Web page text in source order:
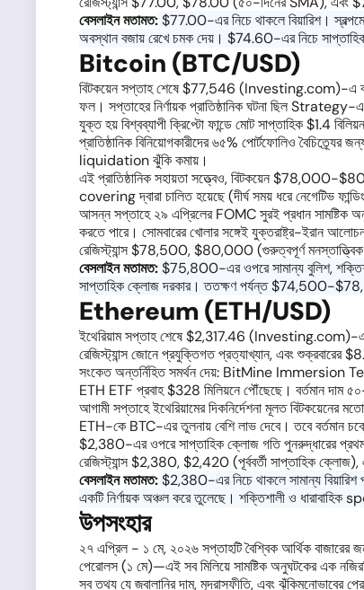
বেসলাইন মতামত:$77.00-এর নিচে থাকলে বিয়ারিশ।
অবস্থান বজায় রেখে চমক দেয়। $74.60-এর নিচে সাপ্তাহিক
Bitcoin (BTC/USD)
বিটকয়েন সপ্তাহ শেষে $77,546 (Investing.com)-এ বন্ধ
ফল। সপ্তাহের নির্ণায়ক প্রাতিষ্ঠানিক ঘটনা ছিল
যুক্ত হয় বিশ্বব্যাপী ক্রিপ্টো ফান্ডে মোট সাপ্তাহিক $1.4
প্রাতিষ্ঠানিক বিনিয়োগকারীদের ৬৫% পোর্টফোলিও
liquidation ঝুঁকি কমায়।
এই প্রাতিষ্ঠানিক সহায়তা সত্ত্বেও, বিটকয়েন $78,000-
covering দ্বারা চালিত হয়েছে (দীর্ঘ সময় ধরে নেগেটিভ
আসন্ন সপ্তাহে ২৯ এপ্রিলের FOMC সুরই প্রধান সামষ্টিক
করতে পারে। সোমবারের খোলার সঙ্গেই যুক্তরাষ্ট্র-ইরান
রেজিস্ট্যান্স $78,500, $80,000 (গুরুত্বপূর্ণ
বেসলাইন মতামত:$75,800-এর ওপরে সামান্য বুলিশ,
সাপ্তাহিক ক্লোজ দরকার। ততক্ষণ পর্যন্ত $74,500-
Ethereum (ETH/USD)
ইথেরিয়াম সপ্তাহ শেষে $2,317.46 (Investing.com)-এ
রেজিস্ট্যান্স জোনে প্রযুক্তিগত প্রত্যাখ্যান, এবং শুক্রবারের
সংকেত অন্তর্নিহিত সমর্থন দেয়: BitMine Immersion
ETH ETF প্রবাহ $328 মিলিয়নে পৌঁছেছে। বর্তমান
আগামী সপ্তাহে ইথেরিয়ামের দিকনির্দেশনা মূলত
ETH-কে BTC-এর তুলনায় বেশি লাভ দেবে। তবে বর্তমান
$2,380-এর ওপরে সাপ্তাহিক ক্লোজ গতি পুনরুদ্ধারের
রেজিস্ট্যান্স $2,380, $2,420 (পূর্ববর্তী সাপ্তাহিক
বেসলাইন মতামত:$2,380-এর নিচে থাকলে সামান্য বিয়ারিশ
একটি নির্ণায়ক অঞ্চল করে তুলেছে। শক্তিশালী ও ধারাবাহিক
উপসংহার
২৭ এপ্রিল - ১ মে, ২০২৬ সপ্তাহটি বৈশ্বিক আর্থিক
পেরোলস (১ মে)—এই সব মিলিয়ে সামষ্টিক অনুঘটকের এক
সব তথ্য যে জ্বালানির দাম, মুদ্রাস্ফীতি, এবং ঝুঁকিমনোভাবের